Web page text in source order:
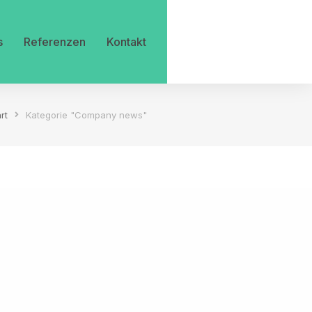
Referenzen Kontakt
Kategorie "Company news"